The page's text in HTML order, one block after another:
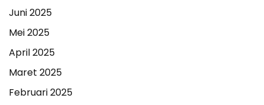
Juni 2025
Mei 2025
April 2025
Maret 2025
Februari 2025